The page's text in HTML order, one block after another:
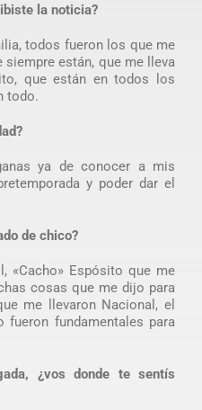
la noticia?
todos fueron los que me
están, que me lleva
que están en todos los
todo.
ya de conocer a mis
y poder dar el
de chico?
«Cacho» Espósito que me
cosas que me dijo para
me llevaron Nacional, el
fueron fundamentales para
¿vos donde te sentís